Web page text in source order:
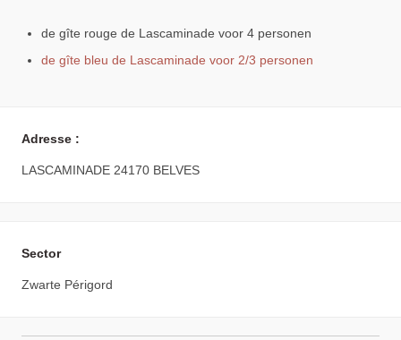
de gîte rouge de Lascaminade voor 4 personen
de gîte bleu de Lascaminade voor 2/3 personen
Adresse :
LASCAMINADE 24170 BELVES
Sector
Zwarte Périgord